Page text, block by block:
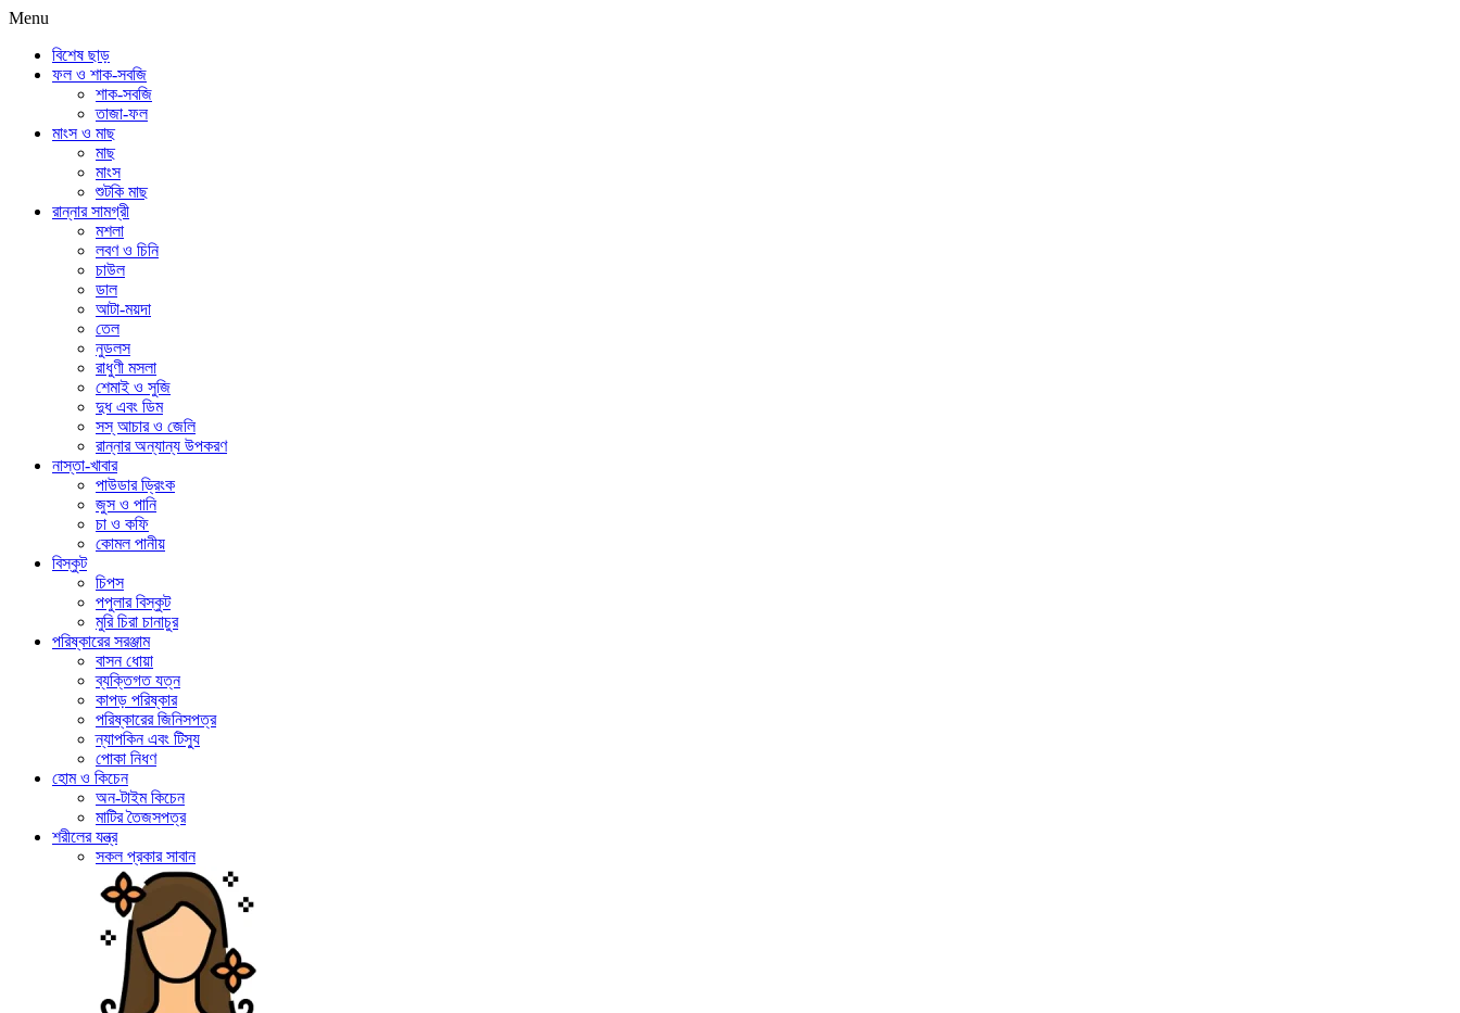
Menu
বিশেষ ছাড়
ফল ও শাক-সবজি
শাক-সবজি
তাজা-ফল
মাংস ও মাছ
মাছ
মাংস
শুটকি মাছ
রান্নার সামগ্রী
মশলা
লবণ ও চিনি
চাউল
ডাল
আটা-ময়দা
তেল
নুডলস
রাধুণী মসলা
শেমাই ও সুজি
দুধ এবং ডিম
সস্ আচার ও জেলি
রান্নার অন্যান্য উপকরণ
নাস্তা-খাবার
পাউডার ড্রিংক
জুস ও পানি
চা ও কফি
কোমল পানীয়
বিস্কুট
চিপস
পপুলার বিস্কুট
মুরি চিরা চানাচুর
পরিষ্কারের সরঞ্জাম
বাসন ধোয়া
ব্যক্তিগত যত্ন
কাপড় পরিষ্কার
পরিষ্কারের জিনিসপত্র
ন্যাপকিন এবং টিস্যু
পোকা নিধণ
হোম ও কিচেন
অন-টাইম কিচেন
মাটির তৈজসপত্র
শরীলের যন্ত্র
সকল প্রকার সাবান